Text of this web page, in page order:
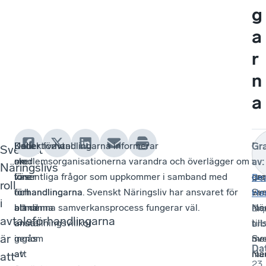
g
a
r
n
a
Svenskt
Näringslivs
roll
i
avtalsförhandlingarna
är
att
Kollektivavtal
om
löner
och
allmänna
anställningsvillkor
ingås
av
Det
sker
före
förhandlingarna
bland
annat
genom
att
Under förhandlingarna informerar
medlemsorganisationerna varandra och överlägger om
väsentliga frågor som uppkommer i samband med
förhandlingarna. Svenskt Näringsliv har ansvaret för
att denna samverkansprocess fungerar väl.
Om
i
av: